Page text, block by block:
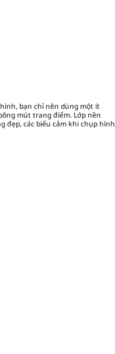
bạn chỉ nên dùng một ít
mút trang điểm. Lớp nền
đẹp, các biểu cảm khi chụp hình